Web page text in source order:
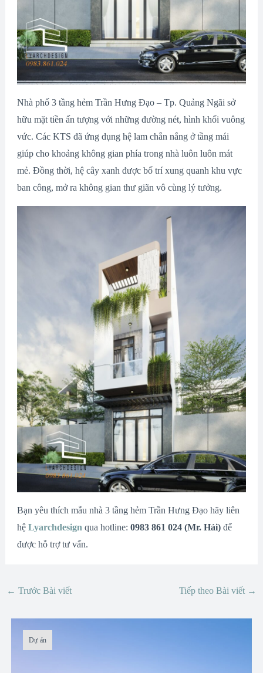
Nhà phố 3 tầng hẻm Trần Hưng Đạo – Tp. Quảng Ngãi sở
hữu mặt tiền ấn tượng với những đường nét, hình khối vuông
vức. Các KTS đã ứng dụng hệ lam chắn nắng ở tầng mái
giúp cho khoảng không gian phía trong nhà luôn luôn mát
mẻ. Đồng thời, hệ cây xanh được bố trí xung quanh khu vực
ban công, mở ra không gian thư giãn vô cùng lý tưởng.
Bạn yêu thích mẫu nhà 3 tầng hẻm Trần Hưng Đạo hãy liên
hệ Lyarchdesignqua hotline: 0983 861 024 (Mr. Hải)để
được hỗ trợ tư vấn.
← Trước Bài viết Tiếp theo Bài viết →
Dự án